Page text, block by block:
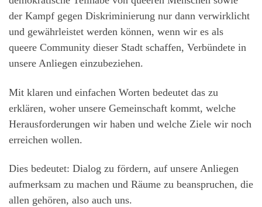
der Kampf gegen Diskriminierung nur dann verwirklicht
und gewährleistet werden können, wenn wir es als
queere Community dieser Stadt schaffen, Verbündete in
unsere Anliegen einzubeziehen.
Mit klaren und einfachen Worten bedeutet das zu
erklären, woher unsere Gemeinschaft kommt, welche
Herausforderungen wir haben und welche Ziele wir noch
erreichen wollen.
Dies bedeutet: Dialog zu fördern, auf unsere Anliegen
aufmerksam zu machen und Räume zu beanspruchen, die
allen gehören, also auch uns.